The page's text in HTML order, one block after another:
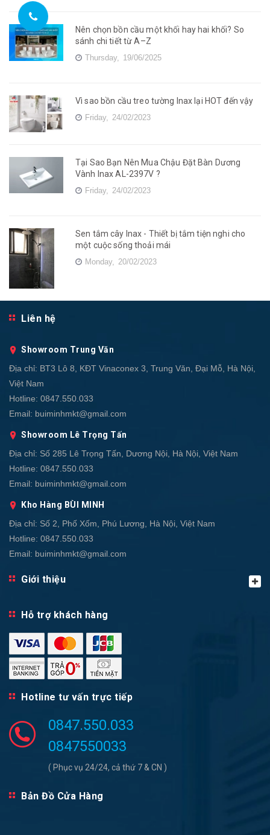
Nên chọn bồn cầu một khối hay hai khối? So
sánh chi tiết từ A–Z
Thursday, 19/06/2025
Vì sao bồn cầu treo tường Inax lại HOT đến vậy
Friday, 24/02/2023
Tại Sao Bạn Nên Mua Chậu Đặt Bàn Dương
Vành Inax AL-2397V ?
Friday, 24/02/2023
Sen tắm cây Inax - Thiết bị tắm tiện nghi cho
một cuộc sống thoải mái
Monday, 20/02/2023
Liên hệ
Showroom Trung Văn
Địa chỉ: BT3 Lô 8, KĐT Vinaconex 3, Trung Văn, Đại Mỗ, Hà Nội,
Việt Nam
Hotline: 0847.550.033
Email: buiminhmkt@gmail.com
Showroom Lê Trọng Tấn
Địa chỉ: Số 285 Lê Trọng Tấn, Dương Nội, Hà Nội, Việt Nam
Hotline: 0847.550.033
Email: buiminhmkt@gmail.com
Kho Hàng BÙI MINH
Địa chỉ: Số 2, Phố Xốm, Phú Lương, Hà Nội, Việt Nam
Hotline: 0847.550.033
Email: buiminhmkt@gmail.com
Giới thiệu
Hỗ trợ khách hàng
Hotline tư vấn trực tiếp
0847.550.033
0847550033
( Phục vụ 24/24, cả thứ 7 & CN )
Bản Đồ Cửa Hàng